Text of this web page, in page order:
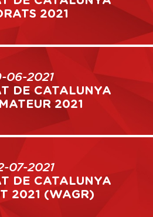
2021
06-2021
DE CATALUNYA
2021
07-2021
DE CATALUNYA
2021 (WAGR)